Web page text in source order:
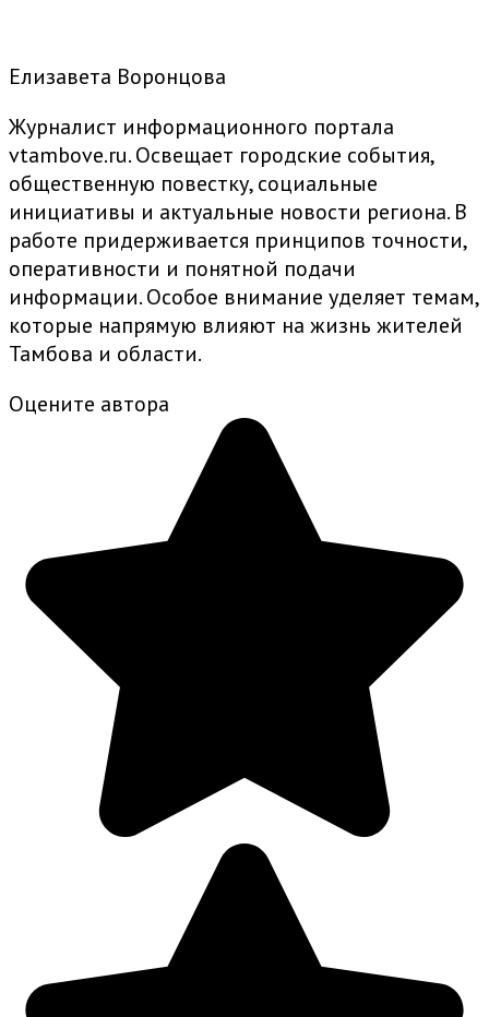
Елизавета Воронцова
Журналист информационного портала
vtambove.ru. Освещает городские события,
общественную повестку, социальные
инициативы и актуальные новости региона. В
работе придерживается принципов точности,
оперативности и понятной подачи
информации. Особое внимание уделяет темам,
которые напрямую влияют на жизнь жителей
Тамбова и области.
Оцените автора